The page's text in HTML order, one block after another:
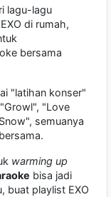
lagu-lagu
di rumah,
bersama
"latihan konser"
"Love
semuanya
warming up
bisa jadi
buat playlist EXO